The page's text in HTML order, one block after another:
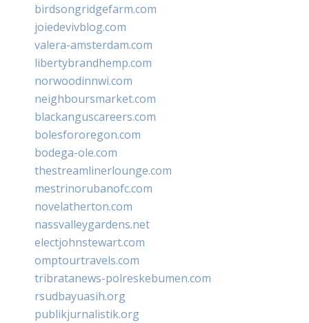
birdsongridgefarm.com
joiedevivblog.com
valera-amsterdam.com
libertybrandhemp.com
norwoodinnwi.com
neighboursmarket.com
blackanguscareers.com
bolesfororegon.com
bodega-ole.com
thestreamlinerlounge.com
mestrinorubanofc.com
novelatherton.com
nassvalleygardens.net
electjohnstewart.com
omptourtravels.com
tribratanews-polreskebumen.com
rsudbayuasih.org
publikjurnalistik.org